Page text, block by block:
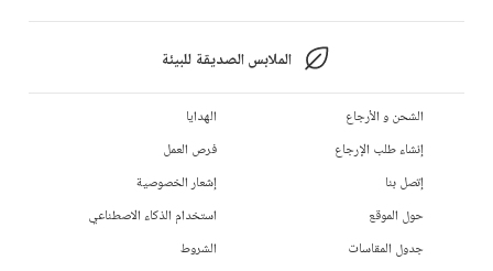
الملابس الصديقة للبيئة
الشحن و الأرجاع
إنشاء طلب الإرجاع
إتصل بنا
حول الموقع
جدول المقاسات
الهدايا
فرص العمل
إشعار الخصوصية
استخدام الذكاء الاصطناعي
الشروط